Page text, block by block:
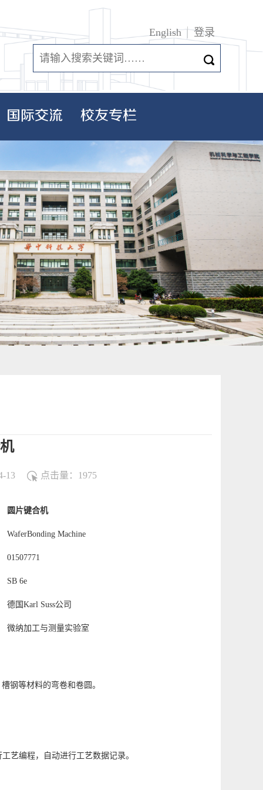
English 登录
国际交流 校友专栏
13 点击量： 1975
圆片键合机
WaferBonding Machine
01507771
SB 6e
德国Karl Suss公司
微纳加工与测量实验室
钢等材料的弯卷和卷圆。
艺编程，自动进行工艺数据记录。